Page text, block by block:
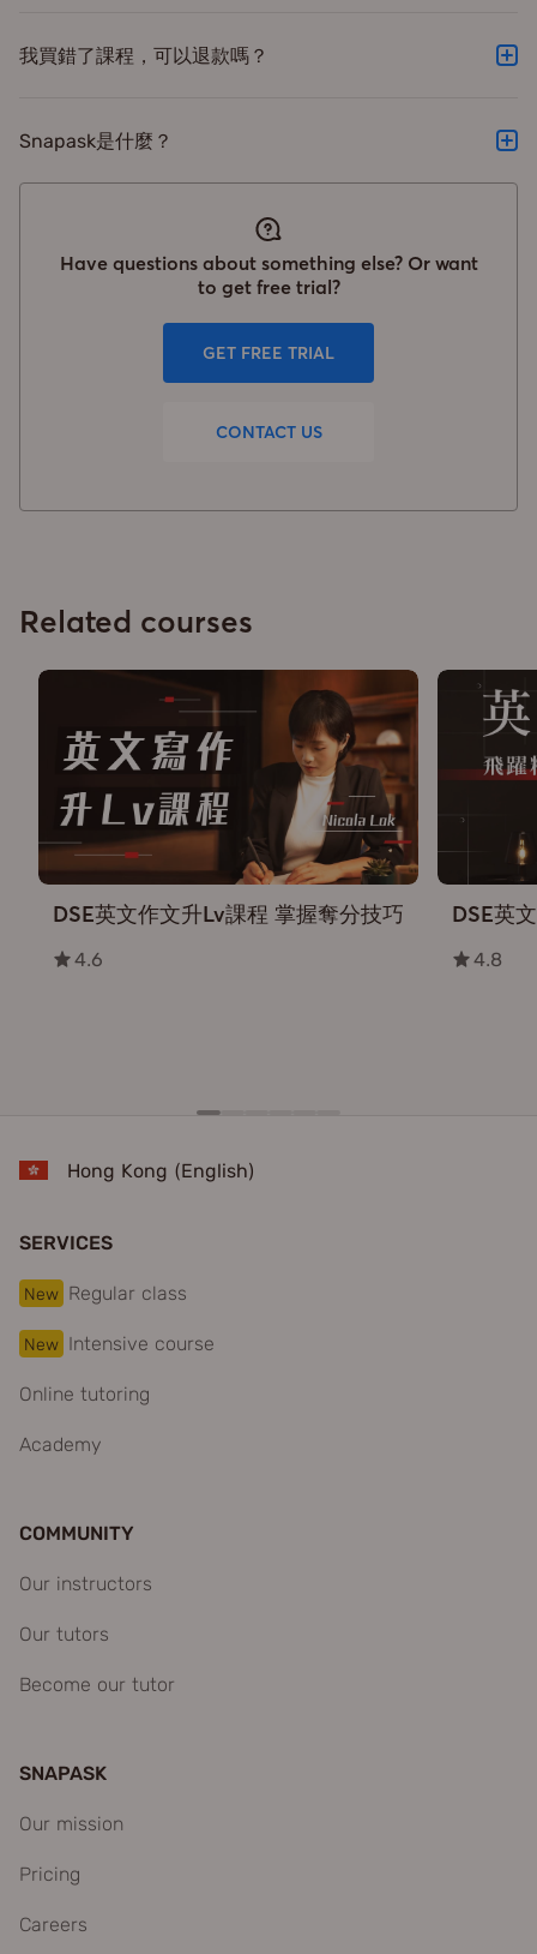
腦版 > 登入 snapask.com > 並到「學習中心」揀選已購入
我買錯了課程，可以退款嗎？
Snapask是什麼？
詳細的一對一解題服務。Snapask亦積極推出自家製線上學
習課程，涵蓋初中及高中多個必修及選修科目，以不同模式
如常規課程、精讀課程及課題操練班等，滿足學生不同需
要，推動自主學習。
Have questions about something else? Or want
to get free trial?
GET FREE TRIAL
CONTACT US
Related courses
DSE英文作文升Lv課程 掌握奪分技巧
4.6
DSE英
4.8
Hong Kong (English)
SERVICES
New Regular class
New Intensive course
Online tutoring
Academy
COMMUNITY
Our instructors
Our tutors
Become our tutor
SNAPASK
Our mission
Pricing
Careers